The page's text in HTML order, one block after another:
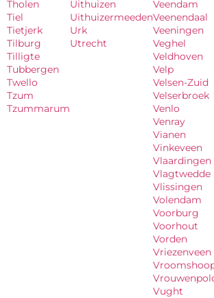
Tholen
Tiel
Tietjerk
Tilburg
Tilligte
Tubbergen
Twello
Tzum
Tzummarum
Uithuizen
Uithuizermeeden
Urk
Utrecht
Veendam
Veenendaal
Veeningen
Veghel
Veldhoven
Velp
Velsen-Zuid
Velserbroek
Venlo
Venray
Vianen
Vinkeveen
Vlaardingen
Vlagtwedde
Vlissingen
Volendam
Voorburg
Voorhout
Vorden
Vriezenveen
Vught